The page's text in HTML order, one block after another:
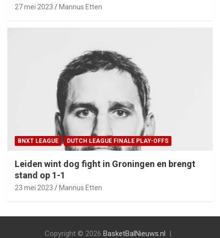
27 mei 2023 Mannus Etten
BNXT LEAGUE DUTCH LEAGUE FINALE PLAY-OFFS
Leiden wint dog fight in Groningen en brengt
stand op 1-1
23 mei 2023 Mannus Etten
Copyright © 2026 BasketBalNieuws.nl